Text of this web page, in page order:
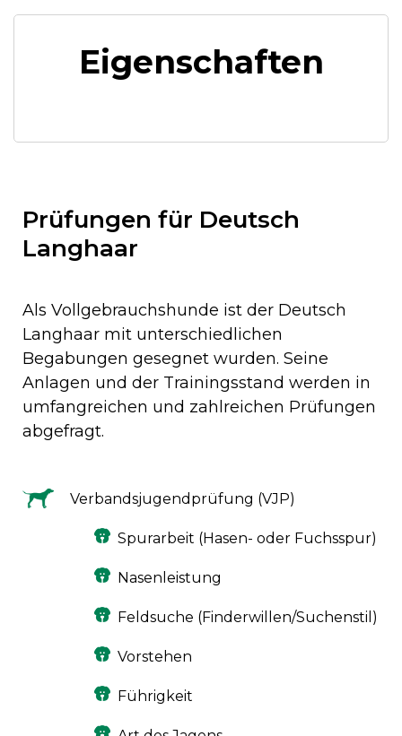
Eigenschaften
Prüfungen für Deutsch
Langhaar
Als Vollgebrauchshunde ist der Deutsch
Langhaar mit unterschiedlichen
Begabungen gesegnet wurden. Seine
Anlagen und der Trainingsstand werden in
umfangreichen und zahlreichen Prüfungen
abgefragt.
Verbandsjugendprüfung (VJP)
Spurarbeit (Hasen- oder Fuchsspur)
Nasenleistung
Feldsuche (Finderwillen/Suchenstil)
Vorstehen
Führigkeit